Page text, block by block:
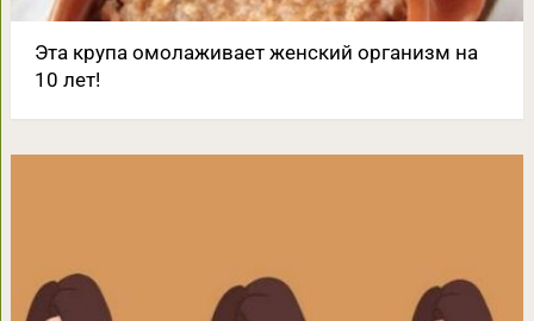
Эта крупа омолаживает женский организм на
10 лет!